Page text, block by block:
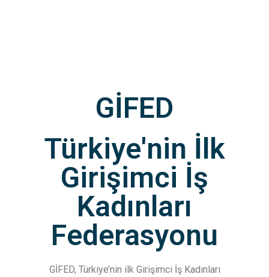
GİFED
Türkiye'nin İlk
Girişimci İş
Kadınları
Federasyonu
GİFED, Türkiye’nin ilk Girişimci İş Kadınları